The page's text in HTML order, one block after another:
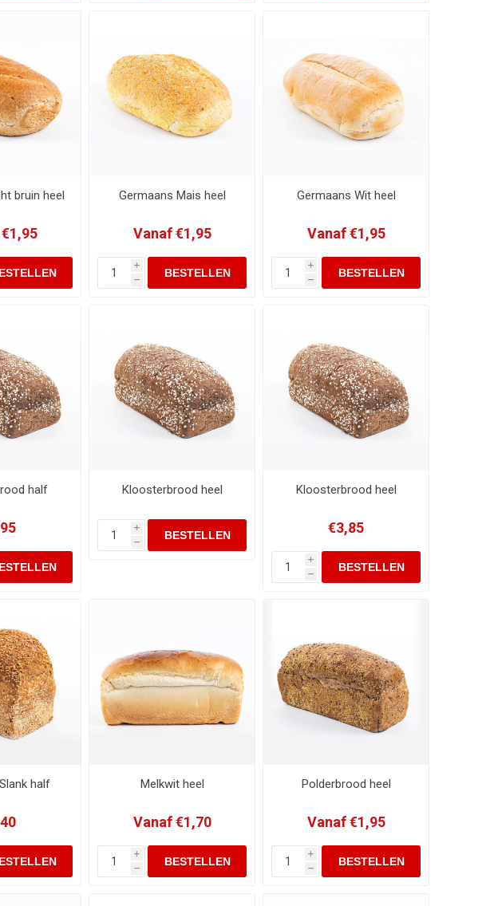
bruin heel Germaans Mais heel
Vanaf €1,95
i
h
Germaans Wit heel
Vanaf €1,95
i
h
half Kloosterbrood heel
i
h
Kloosterbrood heel
€3,85
i
h
half Melkwit heel
Vanaf €1,70
i
h
Polderbrood heel
Vanaf €1,95
i
h